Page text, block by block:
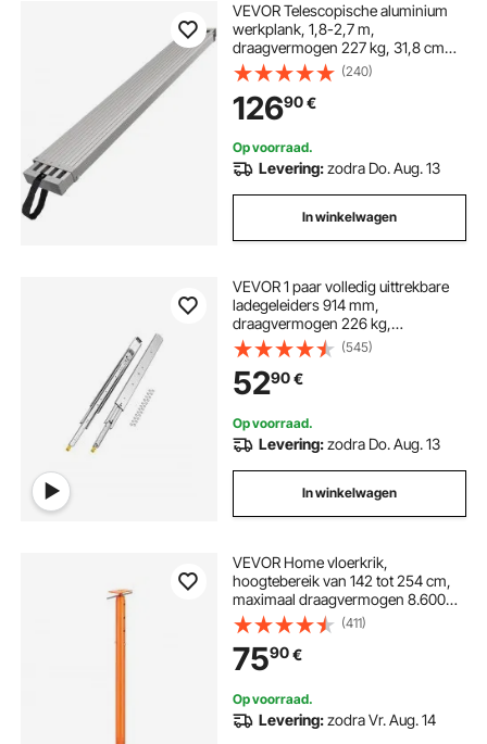
VEVOR Telescopische aluminium
werkplank, 1,8-2,7 m,
draagvermogen 227 kg, 31,8 cm
brede aluminium steigerplank,
uitschuifbare steigerplank met
antislipplatform,
steigerladderaccessoires
(240)
12690€
Op voorraad.
Levering:zodra Do. Aug. 13
In winkelwagen
VEVOR 1 paar volledig uittrekbare
ladegeleiders 914 mm,
draagvermogen 226 kg,
ladegeleider, kogellagers met slot,
zijdelings gemonteerde
telescopische geleiders, ideaal voor
planken, kasten, industriële lades
(545)
5290€
Op voorraad.
Levering:zodra Do. Aug. 13
In winkelwagen
VEVOR Home vloerkrik,
hoogtebereik van 142 tot 254 cm,
maximaal draagvermogen 8.600
kg, verstelbare steunbalk,
kelderkrik, paal voor nivellering,
hefondersteuning, telescopische
stalen krik voor tijdelijke
ondersteuning
(411)
7590€
Op voorraad.
Levering:zodra Vr. Aug. 14